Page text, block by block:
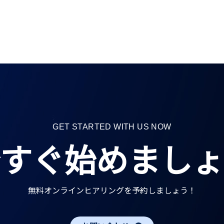
GET STARTED WITH US NOW
ぐ始めまし
無料オンラインヒアリングを予約しましょう！